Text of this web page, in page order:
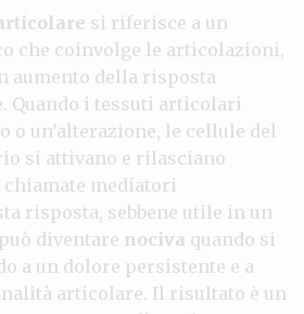
si riferisce a un
che coinvolge le articolazioni,
aumento della risposta
Quando i tessuti articolari
o un’alterazione, le cellule del
si attivano e rilasciano
mediatori
risposta, sebbene utile in un
diventare nociva quando si
a un dolore persistente e a
articolare. Il risultato è un